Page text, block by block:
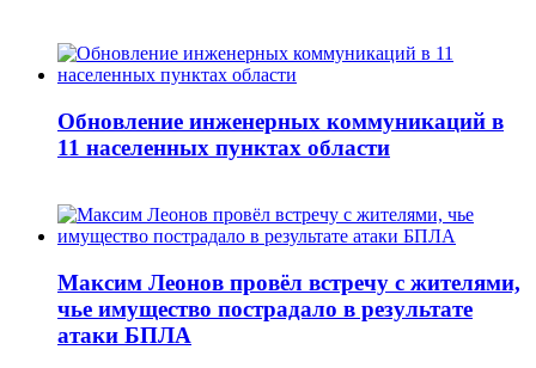
Обновление инженерных коммуникаций в
11 населенных пунктах области
Максим Леонов провёл встречу с жителями,
чье имущество пострадало в результате
атаки БПЛА